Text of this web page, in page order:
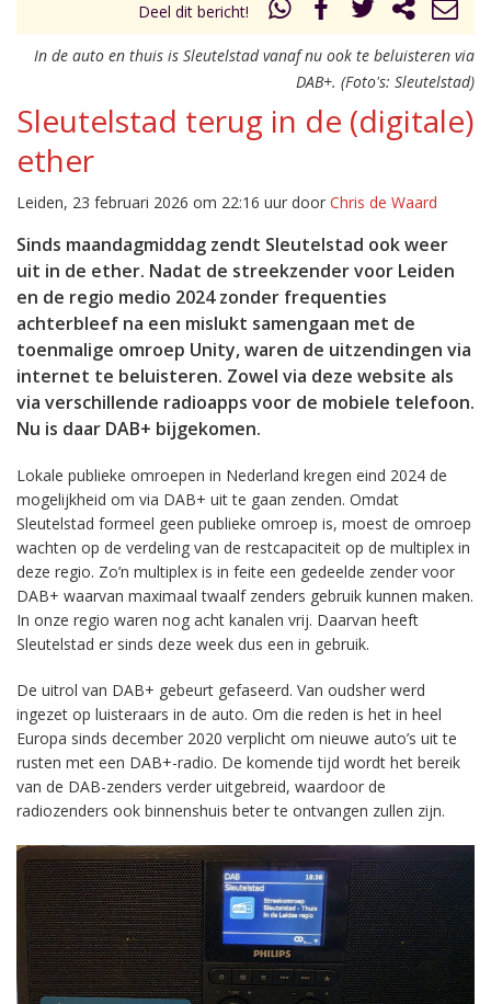
Deel dit bericht!
In de auto en thuis is Sleutelstad vanaf nu ook te beluisteren via
DAB+. (Foto's: Sleutelstad)
Sleutelstad terug in de (digitale)
ether
Leiden, 23 februari 2026 om 22:16 uur door Chris de Waard
Sinds maandagmiddag zendt Sleutelstad ook weer
uit in de ether. Nadat de streekzender voor Leiden
en de regio medio 2024 zonder frequenties
achterbleef na een mislukt samengaan met de
toenmalige omroep Unity, waren de uitzendingen via
internet te beluisteren. Zowel via deze website als
via verschillende radioapps voor de mobiele telefoon.
Nu is daar DAB+ bijgekomen.
Lokale publieke omroepen in Nederland kregen eind 2024 de
mogelijkheid om via DAB+ uit te gaan zenden. Omdat
Sleutelstad formeel geen publieke omroep is, moest de omroep
wachten op de verdeling van de restcapaciteit op de multiplex in
deze regio. Zo’n multiplex is in feite een gedeelde zender voor
DAB+ waarvan maximaal twaalf zenders gebruik kunnen maken.
In onze regio waren nog acht kanalen vrij. Daarvan heeft
Sleutelstad er sinds deze week dus een in gebruik.
De uitrol van DAB+ gebeurt gefaseerd. Van oudsher werd
ingezet op luisteraars in de auto. Om die reden is het in heel
Europa sinds december 2020 verplicht om nieuwe auto’s uit te
rusten met een DAB+-radio. De komende tijd wordt het bereik
van de DAB-zenders verder uitgebreid, waardoor de
radiozenders ook binnenshuis beter te ontvangen zullen zijn.